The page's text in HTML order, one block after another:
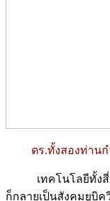
ดร.ทั้งสองท่าน
เทคโนโลยีทั้งสี่ป
ก็กลายเป็นสังคมยูบิ